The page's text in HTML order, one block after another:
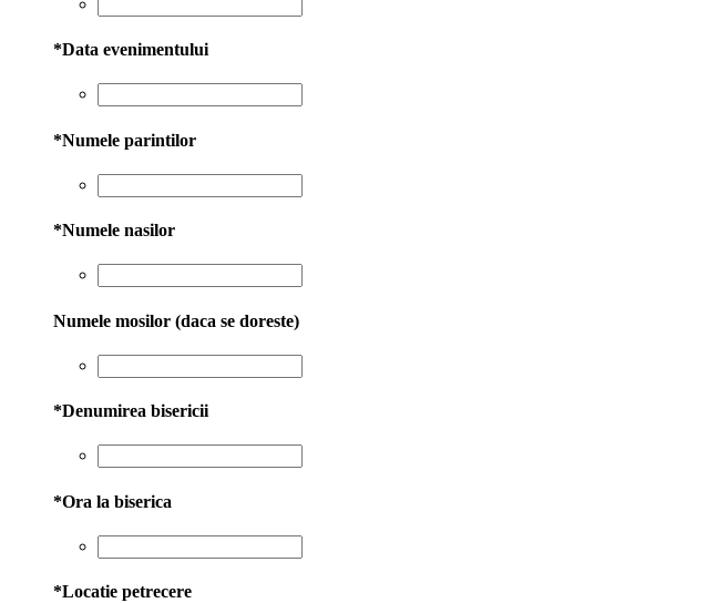
*Data evenimentului
*Numele parintilor
*Numele nasilor
Numele mosilor (daca se doreste)
*Denumirea bisericii
*Ora la biserica
*Locatie petrecere